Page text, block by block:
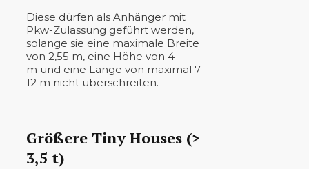
Diese dürfen als Anhänger mit
Pkw-Zulassung geführt werden,
solange sie eine maximale Breite
von 2,55 m, eine Höhe von 4
m und eine Länge von maximal 7–
12 m nicht überschreiten.
Größere Tiny Houses (>
3,5 t)